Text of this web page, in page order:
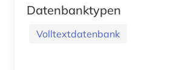
Datenbanktypen
Volltextdatenbank